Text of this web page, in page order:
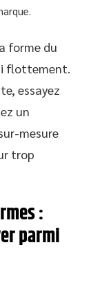
forme du
flottement.
essayez
un
mesure
trop
:
parmi